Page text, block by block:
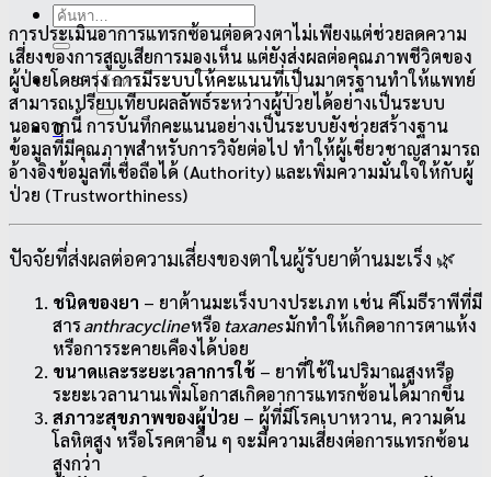
ค้นหา:
ค้นหา:
0
การประเมินอาการแทรกซ้อนต่อดวงตาไม่เพียงแต่ช่วยลดความ
เสี่ยงของการสูญเสียการมองเห็น แต่ยังส่งผลต่อคุณภาพชีวิตของ
ผู้ป่วยโดยตรง การมีระบบให้คะแนนที่เป็นมาตรฐานทำให้แพทย์
สามารถเปรียบเทียบผลลัพธ์ระหว่างผู้ป่วยได้อย่างเป็นระบบ
นอกจากนี้ การบันทึกคะแนนอย่างเป็นระบบยังช่วยสร้างฐาน
ข้อมูลที่มีคุณภาพสำหรับการวิจัยต่อไป ทำให้ผู้เชี่ยวชาญสามารถ
อ้างอิงข้อมูลที่เชื่อถือได้ (Authority) และเพิ่มความมั่นใจให้กับผู้
ป่วย (Trustworthiness)
ปัจจัยที่ส่งผลต่อความเสี่ยงของตาในผู้รับยาต้านมะเร็ง 🌿
ชนิดของยา – ยาต้านมะเร็งบางประเภท เช่น คีโมธีราพีที่มี
สารanthracyclineหรือ taxanesมักทำให้เกิดอาการตาแห้ง
หรือการระคายเคืองได้บ่อย
ขนาดและระยะเวลาการใช้ – ยาที่ใช้ในปริมาณสูงหรือ
ระยะเวลานานเพิ่มโอกาสเกิดอาการแทรกซ้อนได้มากขึ้น
สภาวะสุขภาพของผู้ป่วย – ผู้ที่มีโรคเบาหวาน, ความดัน
โลหิตสูง หรือโรคตาอื่น ๆ จะมีความเสี่ยงต่อการแทรกซ้อน
สูงกว่า